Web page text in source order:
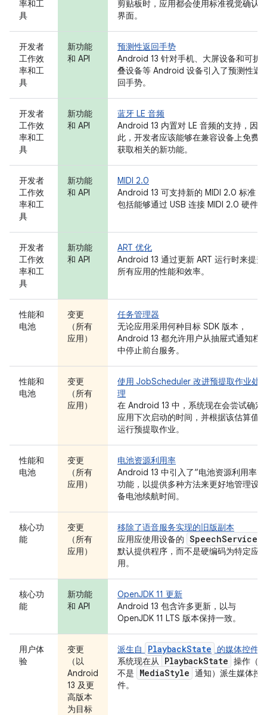
率和工
具
剪贴板时，应用都会使用标准视觉确认
界面。
开发者
工作效
率和工
具
新功能
和 API
预测性返回手势
Android 13 针对手机、大屏设备和可折
叠设备等 Android 设备引入了预测性返
回手势。
开发者
工作效
率和工
具
新功能
和 API
蓝牙 LE 音频
Android 13 内置对 LE 音频的支持，因
此，开发者应该能够在兼容设备上免费
获取相关的新功能。
开发者
工作效
率和工
具
新功能
和 API
MIDI 2.0
Android 13 可支持新的 MIDI 2.0 标准，
包括能够通过 USB 连接 MIDI 2.0 硬件。
开发者
工作效
率和工
具
新功能
和 API
ART 优化
Android 13 通过更新 ART 运行时来提升
所有应用的性能和效率。
性能和
电池
变更
（所有
应用）
任务管理器
无论应用采用何种目标 SDK 版本，
Android 13 都允许用户从抽屉式通知栏
中停止前台服务。
性能和
电池
变更
（所有
应用）
使用 JobScheduler 改进预提取作业处
理
在 Android 13 中，系统现在会尝试确定
应用下次启动的时间，并根据该估算值
运行预提取作业。
性能和
电池
变更
（所有
应用）
电池资源利用率
Android 13 中引入了“电池资源利用率”
功能，以提供多种方法来更好地管理设
备电池续航时间。
核心功
能
变更
（所有
应用）
移除了语音服务实现的旧版副本
应用应使用设备的 SpeechService
默认提供程序，而不是硬编码为特定应
用。
核心功
能
新功能
和 API
OpenJDK 11 更新
Android 13 包含许多更新，以与
OpenJDK 11 LTS 版本保持一致。
用户体
验
变更
（以
Android
13 及更
高版本
为目标
派生自 PlaybackState
的媒体控件
系统现在从
PlaybackState 操作（而
不是
MediaStyle 通知）派生媒体控
件。